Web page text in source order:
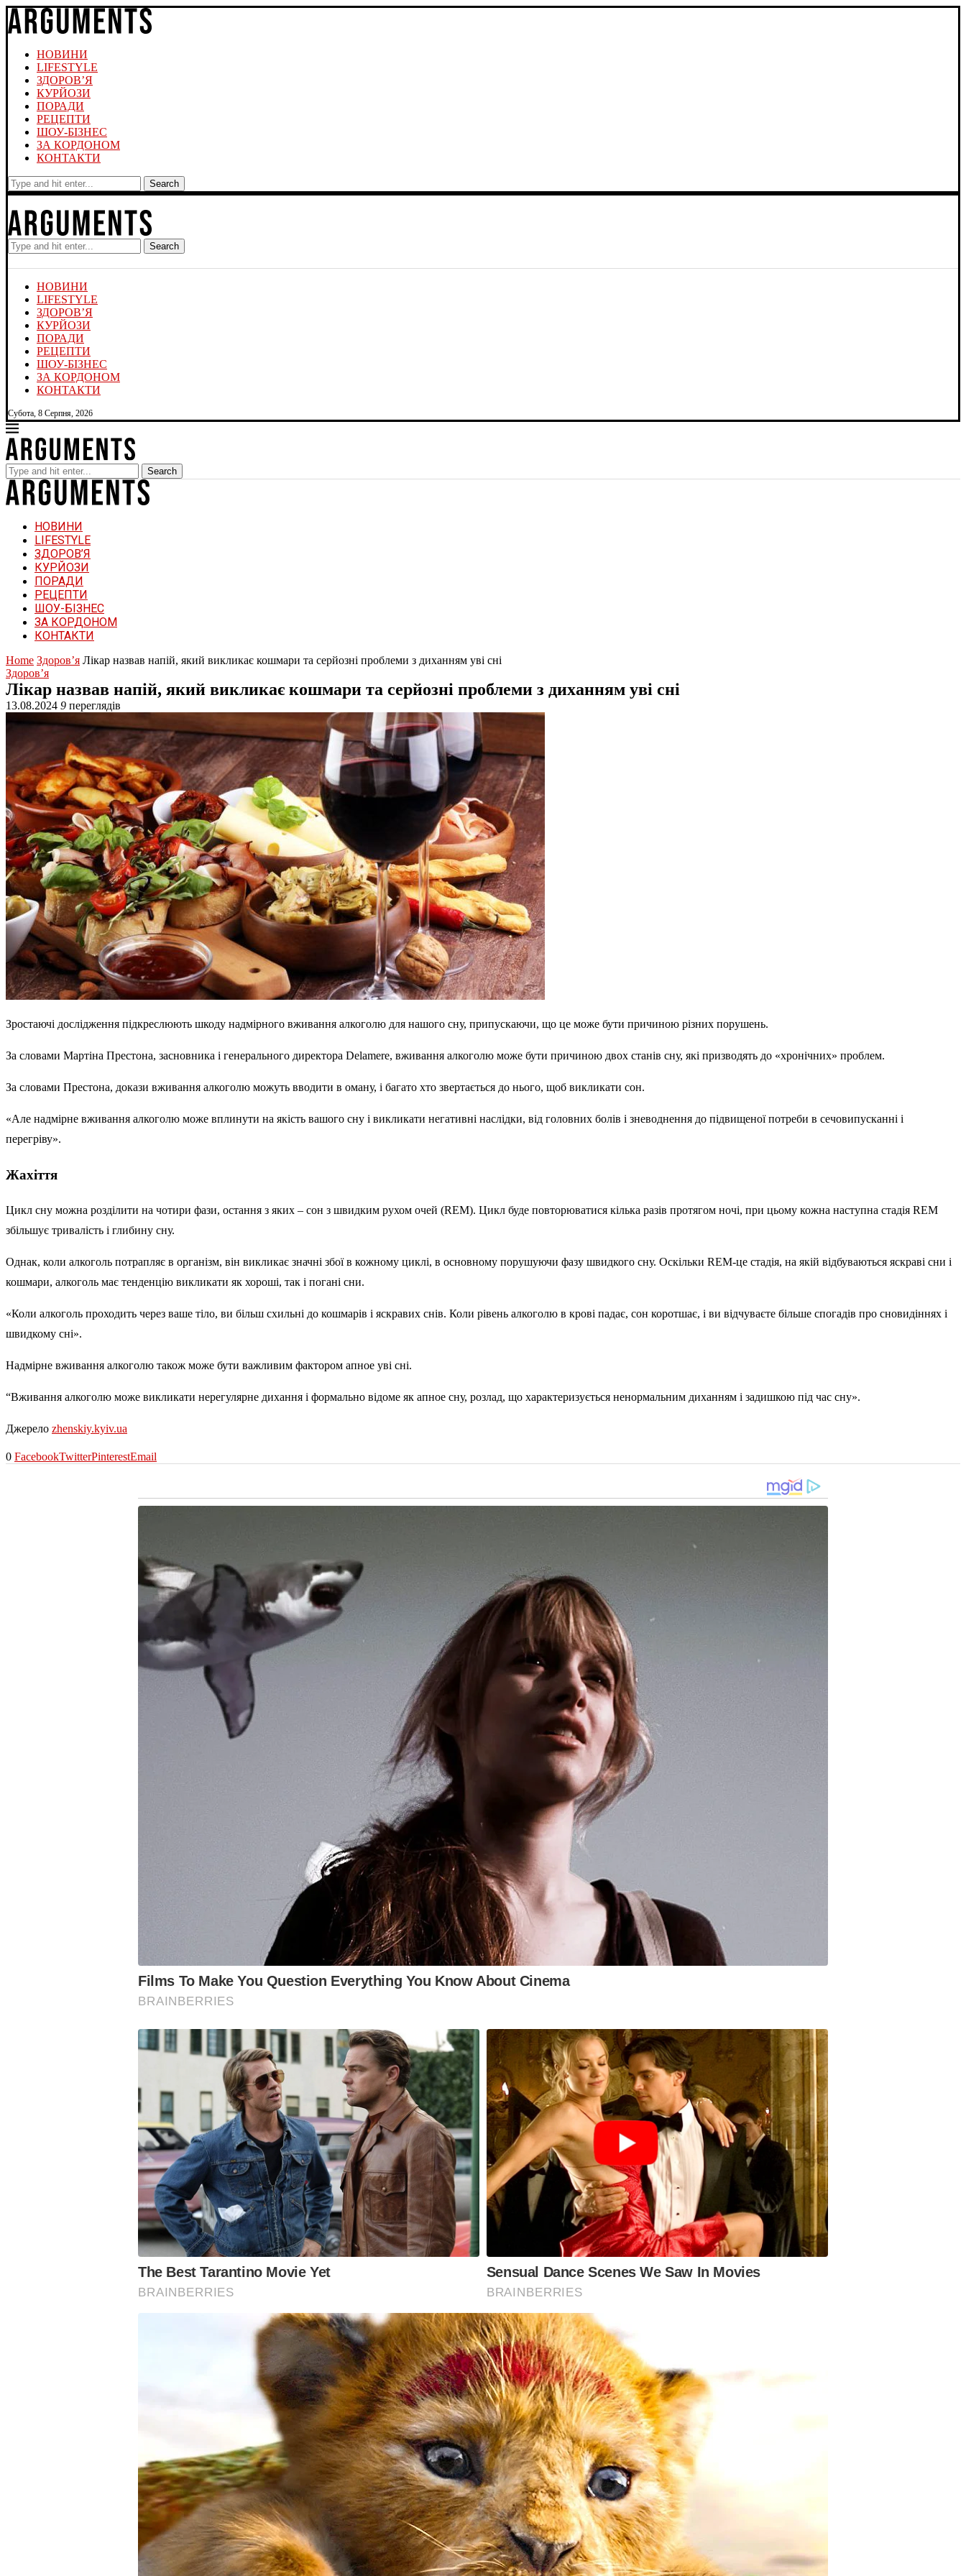
НОВИНИ
LIFESTYLE
ЗДОРОВ’Я
КУРЙОЗИ
ПОРАДИ
РЕЦЕПТИ
ШОУ-БІЗНЕС
ЗА КОРДОНОМ
КОНТАКТИ
Search
Search
НОВИНИ
LIFESTYLE
ЗДОРОВ’Я
КУРЙОЗИ
ПОРАДИ
РЕЦЕПТИ
ШОУ-БІЗНЕС
ЗА КОРДОНОМ
КОНТАКТИ
Субота, 8 Серпня, 2026
Search
НОВИНИ
LIFESTYLE
ЗДОРОВ’Я
КУРЙОЗИ
ПОРАДИ
РЕЦЕПТИ
ШОУ-БІЗНЕС
ЗА КОРДОНОМ
КОНТАКТИ
Home Здоров’я Лікар назвав напій, який викликає кошмари та серйозні проблеми з диханням уві сні
Здоров’я
Лікар назвав напій, який викликає кошмари та серйозні проблеми з диханням уві сні
13.08.2024 9 переглядів
Зростаючі дослідження підкреслюють шкоду надмірного вживання алкоголю для нашого сну, припускаючи, що це може бути причиною різних порушень.
За словами Мартіна Престона, засновника і генерального директора Delamere, вживання алкоголю може бути причиною двох станів сну, які призводять до «хронічних» проблем.
За словами Престона, докази вживання алкоголю можуть вводити в оману, і багато хто звертається до нього, щоб викликати сон.
«Але надмірне вживання алкоголю може вплинути на якість вашого сну і викликати негативні наслідки, від головних болів і зневоднення до підвищеної потреби в сечовипусканні і
перегріву».
Жахіття
Цикл сну можна розділити на чотири фази, остання з яких – сон з швидким рухом очей (REM). Цикл буде повторюватися кілька разів протягом ночі, при цьому кожна наступна стадія REM
збільшує тривалість і глибину сну.
Однак, коли алкоголь потрапляє в організм, він викликає значні збої в кожному циклі, в основному порушуючи фазу швидкого сну. Оскільки REM-це стадія, на якій відбуваються яскраві сни і
кошмари, алкоголь має тенденцію викликати як хороші, так і погані сни.
«Коли алкоголь проходить через ваше тіло, ви більш схильні до кошмарів і яскравих снів. Коли рівень алкоголю в крові падає, сон коротшає, і ви відчуваєте більше спогадів про сновидіннях і
швидкому сні».
Надмірне вживання алкоголю також може бути важливим фактором апное уві сні.
“Вживання алкоголю може викликати нерегулярне дихання і формально відоме як апное сну, розлад, що характеризується ненормальним диханням і задишкою під час сну».
Джерело zhenskiy.kyiv.ua
0 FacebookTwitterPinterestEmail